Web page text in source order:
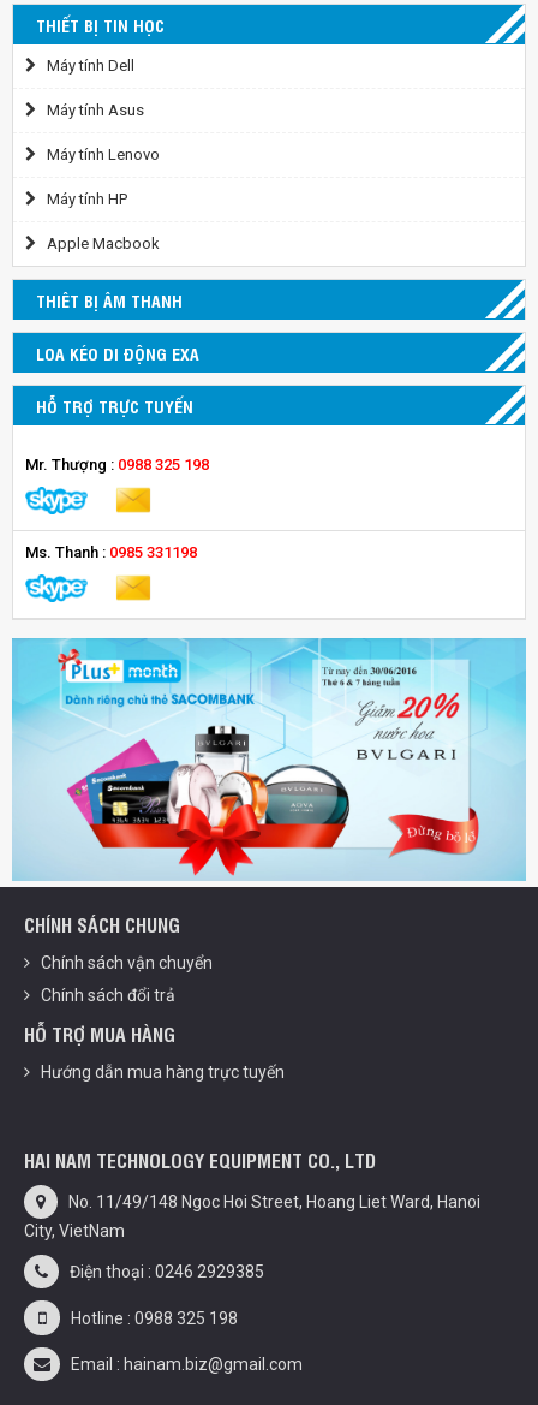
THIẾT BỊ TIN HỌC
Máy tính Dell
Máy tính Asus
Máy tính Lenovo
Máy tính HP
Apple Macbook
THIÊT BỊ ÂM THANH
LOA KÉO DI ĐỘNG EXA
HỖ TRỢ TRỰC TUYẾN
Mr. Thượng : 0988 325 198
Ms. Thanh : 0985 331198
CHÍNH SÁCH CHUNG
Chính sách vận chuyển
Chính sách đổi trả
HỖ TRỢ MUA HÀNG
Hướng dẫn mua hàng trực tuyến
HAI NAM TECHNOLOGY EQUIPMENT CO., LTD
No. 11/49/148 Ngoc Hoi Street, Hoang Liet Ward, Hanoi
City, VietNam
Điện thoại : 0246 2929385
Hotline : 0988 325 198
Email : hainam.biz@gmail.com